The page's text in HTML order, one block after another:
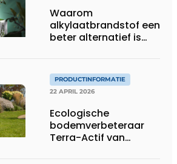
Waarom
alkylaatbrandstof een
beter alternatief is
PRODUCTINFORMATIE
22 APRIL 2026
Ecologische
bodemverbeteraar
Terra-Actif van